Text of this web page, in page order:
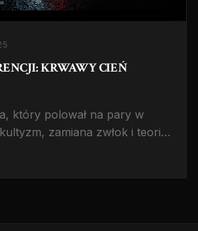
KRWAWY CIEŃ
który polował na pary w
zamiana zwłok i teorie